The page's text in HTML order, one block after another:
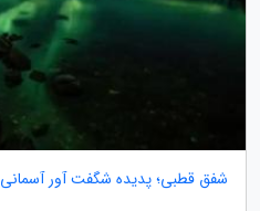
شفق قطبی؛ پدیده شگفت آور آسمانی